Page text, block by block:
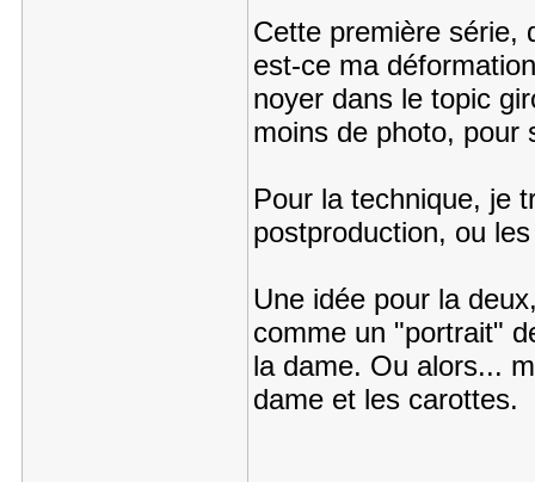
Cette première série,
est-ce ma
noyer dans le topic
moins de photo, pour
Pour la technique, je
postproduction, ou
Une idée pour la
comme un "portrait"
la dame. Ou alors...
dame et les carottes.